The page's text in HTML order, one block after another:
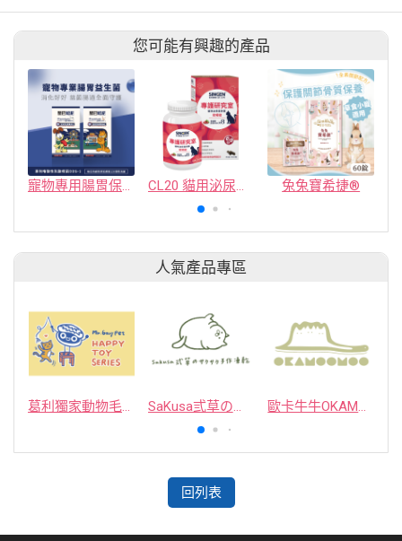
您可能有興趣的產品
寵物專用腸胃保健 CL20 貓用泌尿道保健軟嚼錠｜安撫情緒蔓越莓配方-54g/罐 兔兔寶希捷®
人氣產品專區
葛利獨家動物毛逗貓棒 SaKusa弎草のサクサク手作凍乾 歐卡牛牛OKAMOOMOO 貓草包
回列表